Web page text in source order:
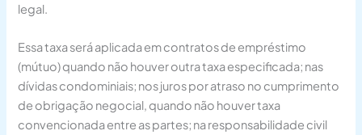
legal.
Essa taxa será aplicada em contratos de empréstimo
(mútuo) quando não houver outra taxa especificada; nas
dívidas condominiais; nos juros por atraso no cumprimento
de obrigação negocial, quando não houver taxa
convencionada entre as partes; na responsabilidade civil